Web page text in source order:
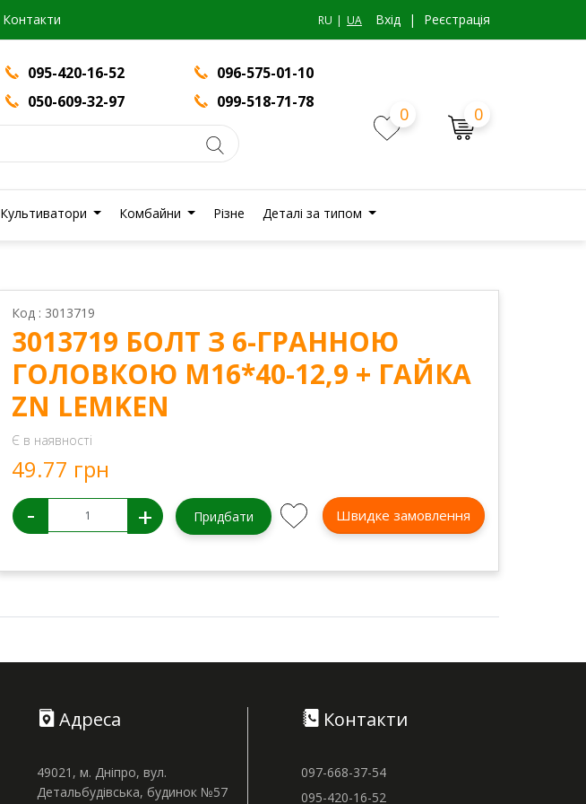
Контакти RU UA Вхiд | Реєстрація
095-420-16-52
096-575-01-10
050-609-32-97 099-518-71-78
0 0
Культиватори Комбайни Різне Деталі за типом
Код : 3013719
3013719 БОЛТ З 6-ГРАННОЮ
ГОЛОВКОЮ М16*40-12,9 + ГАЙКА
ZN LEMKEN
Є в наявності
49.77 грн
- + Придбати Швидке замовлення
Адреса
49021, м. Дніпро, вул.
Детальбудівська, будинок №57
Контакти
097-668-37-54
095-420-16-52